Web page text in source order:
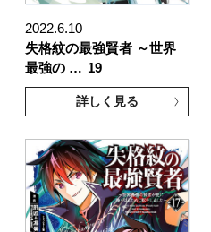
2022.6.10
失格紋の最強賢者 ～世界
最強の … 19
詳しく見る